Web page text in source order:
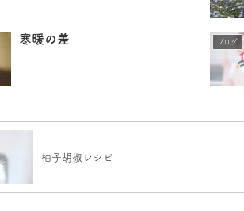
寒暖の差 ブログ
柚子胡椒レシピ